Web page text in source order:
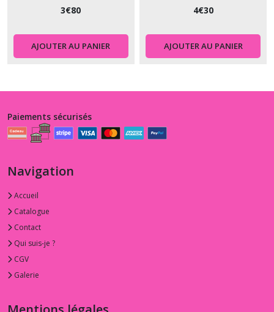
3€80
AJOUTER AU PANIER
4€30
AJOUTER AU PANIER
Paiements sécurisés
Navigation
Accueil
Catalogue
Contact
Qui suis-je ?
CGV
Galerie